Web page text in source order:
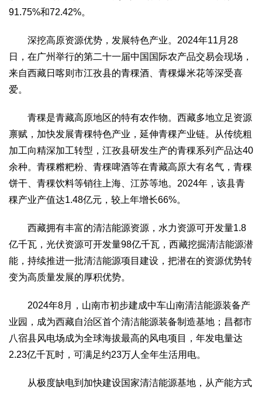
91.75%和72.42%。
深挖高原资源优势，发展特色产业。2024年11月28
日，在广州举行的第二十一届中国国际农产品交易会现场，
来自西藏日喀则市江孜县的青稞酒、青稞爆米花等深受喜
爱。
青稞是青藏高原地区的特有农作物。西藏多地立足资源
禀赋，加快发展青稞特色产业，延伸青稞产业链。从传统粗
加工向精深加工转型，江孜县研发生产的青稞系列产品达40
余种。青稞糌粑粉、青稞啤酒等在青藏高原大有名气，青稞
饼干、青稞饮料等销往上海、江苏等地。2024年，该县青
稞产业产值达1.48亿元，较上年增长66%。
西藏拥有丰富的清洁能源资源，水力资源可开发量1.8
亿千瓦，光伏资源可开发量98亿千瓦，西藏挖掘清洁能源潜
能，持续推进一批清洁能源项目建设，把潜在的资源优势转
变为高质量发展的厚积优势。
2024年8月，山南市初步建成中车山南清洁能源装备产
业园，成为西藏自治区首个清洁能源装备制造基地；昌都市
八宿县风电场成为全球海拔最高的风电项目，年发电量达
2.23亿千瓦时，可满足约23万人全年生活用电。
从极度缺电到加快建设国家清洁能源基地，从产能方式